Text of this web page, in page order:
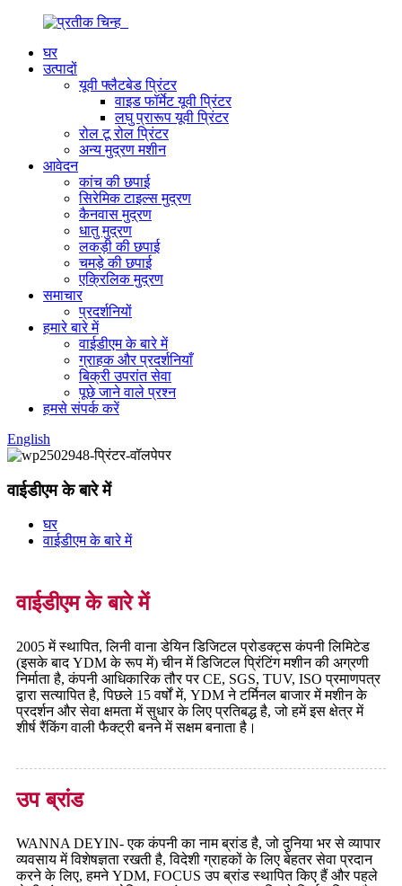
घर
उत्पादों
यूवी फ्लैटबेड प्रिंटर
वाइड फॉर्मेट यूवी प्रिंटर
लघु प्रारूप यूवी प्रिंटर
रोल टू रोल प्रिंटर
अन्य मुद्रण मशीन
आवेदन
कांच की छपाई
सिरेमिक टाइल्स मुद्रण
कैनवास मुद्रण
धातु मुद्रण
लकड़ी की छपाई
चमड़े की छपाई
एक्रिलिक मुद्रण
समाचार
प्रदर्शनियों
हमारे बारे में
वाईडीएम के बारे में
ग्राहक और प्रदर्शनियाँ
बिक्री उपरांत सेवा
पूछे जाने वाले प्रश्न
हमसे संपर्क करें
English
वाईडीएम के बारे में
घर
वाईडीएम के बारे में
वाईडीएम के बारे में
2005 में स्थापित, लिनी वाना डेयिन डिजिटल प्रोडक्ट्स कंपनी लिमिटेड
(इसके बाद YDM के रूप में) चीन में डिजिटल प्रिंटिंग मशीन की अग्रणी
निर्माता है, कंपनी आधिकारिक तौर पर CE, SGS, TUV, ISO प्रमाणपत्र
द्वारा सत्यापित है, पिछले 15 वर्षों में, YDM ने टर्मिनल बाजार में मशीन के
प्रदर्शन और सेवा क्षमता में सुधार के लिए प्रतिबद्ध है, जो हमें इस क्षेत्र में
शीर्ष रैंकिंग वाली फैक्ट्री बनने में सक्षम बनाता है।
उप ब्रांड
WANNA DEYIN- एक कंपनी का नाम ब्रांड है, जो दुनिया भर से व्यापार
व्यवसाय में विशेषज्ञता रखती है, विदेशी ग्राहकों के लिए बेहतर सेवा प्रदान
करने के लिए, हमने YDM, FOCUS उप ब्रांड स्थापित किए हैं और पहले